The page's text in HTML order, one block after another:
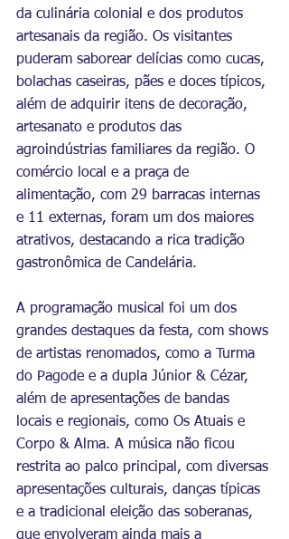
da culinária colonial e dos produtos
artesanais da região. Os visitantes
puderam saborear delícias como cucas,
bolachas caseiras, pães e doces típicos,
além de adquirir itens de decoração,
artesanato e produtos das
agroindústrias familiares da região. O
comércio local e a praça de
alimentação, com 29 barracas internas
e 11 externas, foram um dos maiores
atrativos, destacando a rica tradição
gastronômica de Candelária.
A programação musical foi um dos
grandes destaques da festa, com shows
de artistas renomados, como a Turma
do Pagode e a dupla Júnior & Cézar,
além de apresentações de bandas
locais e regionais, como Os Atuais e
Corpo & Alma. A música não ficou
restrita ao palco principal, com diversas
apresentações culturais, danças típicas
e a tradicional eleição das soberanas,
que envolveram ainda mais a